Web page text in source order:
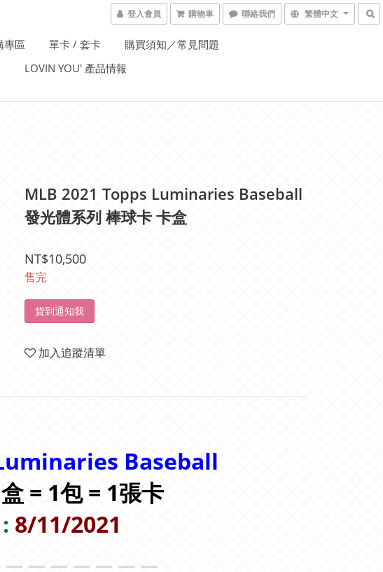
登入會員 購物車 聯絡我們 繁體中文
專區 單卡 / 套卡
購買須知／常見問題
LOVIN YOU' 產品情報
MLB 2021 Topps Luminaries Baseball
發光體系列 棒球卡 卡盒
NT$10,500
售完
貨到通知我
加入追蹤清單
Baseball
= 1包 = 1張卡
8/11/2021